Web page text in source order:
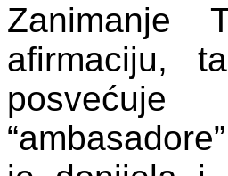
Zanimanje
afirmaciju,